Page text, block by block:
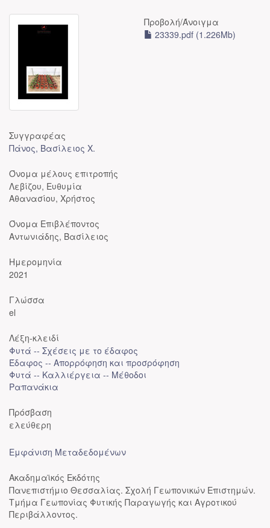
Προβολή/Άνοιγμα
23339.pdf (1.226Mb)
Συγγραφέας
Πάνος, Βασίλειος Χ.
Όνομα μέλους επιτροπής
Λεβίζου, Ευθυμία
Αθανασίου, Χρήστος
Όνομα Επιβλέποντος
Αντωνιάδης, Βασίλειος
Ημερομηνία
2021
Γλώσσα
el
Λέξη-κλειδί
Φυτά -- Σχέσεις με το έδαφος
Έδαφος -- Απορρόφηση και προσρόφηση
Φυτά -- Καλλιέργεια -- Μέθοδοι
Ραπανάκια
Πρόσβαση
ελεύθερη
Εμφάνιση Μεταδεδομένων
Ακαδημαϊκός Εκδότης
Πανεπιστήμιο Θεσσαλίας. Σχολή Γεωπονικών Επιστημών.
Τμήμα Γεωπονίας Φυτικής Παραγωγής και Αγροτικού
Περιβάλλοντος.